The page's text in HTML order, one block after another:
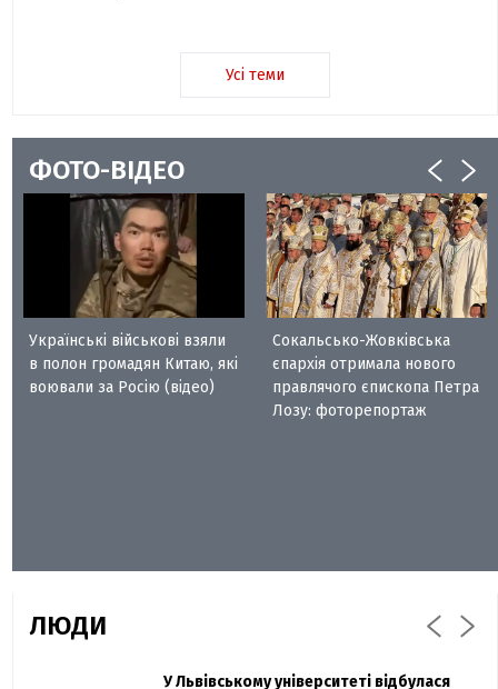
Усі теми
ФОТО-ВІДЕО
Українські військові взяли
в полон громадян Китаю, які
воювали за Росію (відео)
Сокальсько-Жовківська
єпархія отримала нового
правлячого єпископа Петра
Лозу: фоторепортаж
ЛЮДИ
Павло Дак
Захисник "Азовсталі" Діанов вдруге
У Львівському університеті відбулася